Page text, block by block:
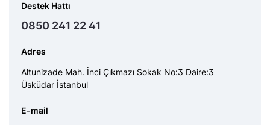
Destek Hattı
0850 241 22 41
Adres
Altunizade Mah. İnci Çıkmazı Sokak No:3 Daire:3
Üsküdar İstanbul
E-mail